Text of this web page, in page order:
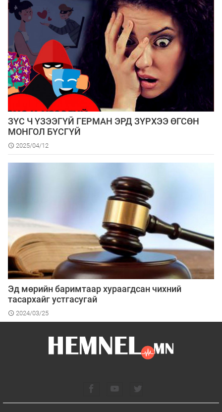
ЗҮС Ч ҮЗЭЭГҮЙ ГЕРМАН ЭРД ЗҮРХЭЭ ӨГСӨН
МОНГОЛ БҮСГҮЙ
2025/04/12
Эд мөрийн баримтаар хураагдсан чихний
тасархайг устгасугай
2024/03/25